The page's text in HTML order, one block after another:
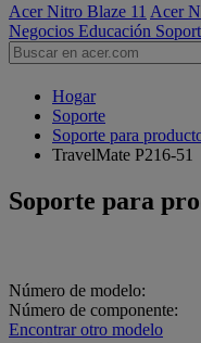
Acer Nitro Blaze 11 Acer
Negocios Educación
Hogar
Soporte
Soporte para
TravelMate P216-51
Soporte para
Número de modelo:
Número de componente:
Encontrar otro modelo